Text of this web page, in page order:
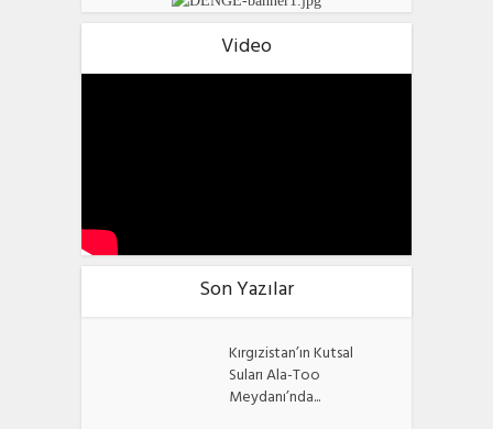
Video
Son Yazılar
Kırgızistan’ın Kutsal
Suları Ala-Too
Meydanı’nda...